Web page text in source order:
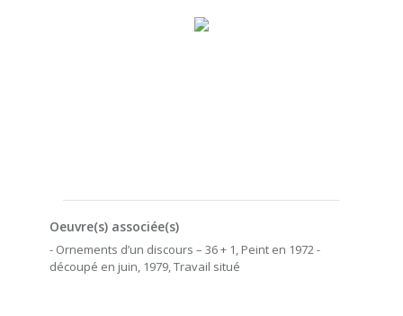
Oeuvre(s) associée(s)
- Ornements d’un discours – 36 + 1, Peint en 1972 -
découpé en juin, 1979, Travail situé